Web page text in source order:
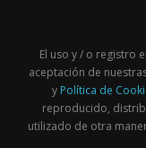
El uso y / o registro
aceptación de
y Política de
reproducido,
utilizado de otra